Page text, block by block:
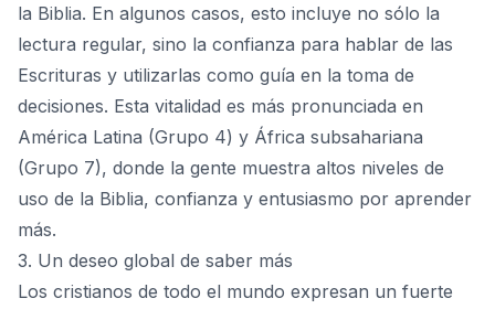
la Biblia. En algunos casos, esto incluye no sólo la
lectura regular, sino la confianza para hablar de las
Escrituras y utilizarlas como guía en la toma de
decisiones. Esta vitalidad es más pronunciada en
América Latina (Grupo 4) y África subsahariana
(Grupo 7), donde la gente muestra altos niveles de
uso de la Biblia, confianza y entusiasmo por aprender
más.
3. Un deseo global de saber más
Los cristianos de todo el mundo expresan un fuerte